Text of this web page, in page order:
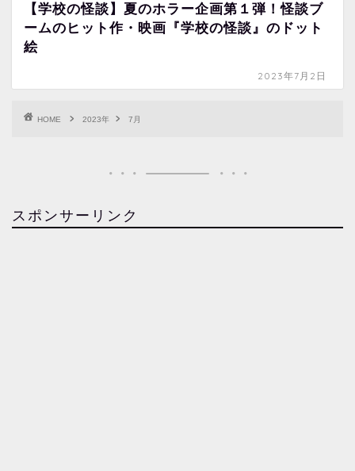
【学校の怪談】夏のホラー企画第１弾！怪談ブ
ームのヒット作・映画『学校の怪談』のドット
絵
2023年7月2日
HOME 2023年 7月
スポンサーリンク